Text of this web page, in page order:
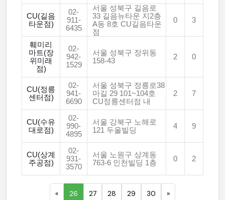
CU(길음
타운점)
02-
911-
6435
서울 성북구 길음로
33 길음뉴타운 지2층
A동 8호 CU길음타운
점
0 3
훼미리
마트(장
위미래
점)
02-
942-
1529
서울 성북구 장위동
158-43
2 0
CU(정릉
센터점)
02-
941-
6690
서울 성북구 정릉로38
마길 29 101~104호
CU정릉센터점 내
2 7
CU(수유
대로점)
02-
990-
4895
서울 강북구 노해로
121 두울빌딩
4 9
CU(상계
주공점)
02-
931-
3570
서울 노원구 상계동
763-6 인천빌딩 1층
0 2
« 26 27 28 29 30 »